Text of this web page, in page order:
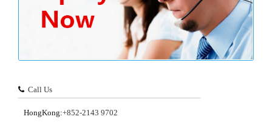
Call Us
HongKong:+852-2143 9702